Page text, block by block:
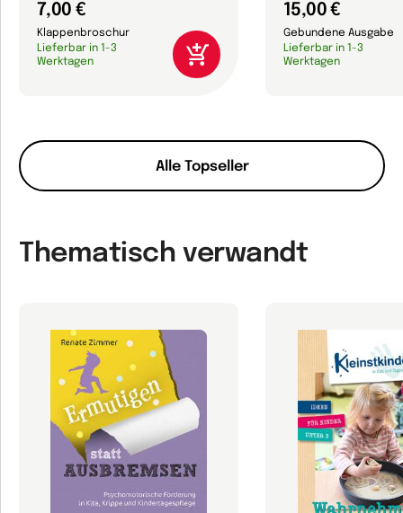
Alle Topseller
7,00 €
Klappenbroschur
Lieferbar in 1-3
Werktagen
15,00 €
Gebundene Ausgabe
Lieferbar in 1-3
Werktagen
Thematisch verwandt